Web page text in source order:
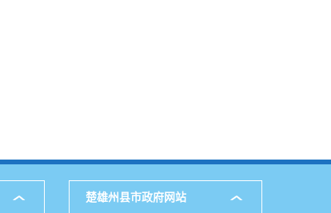
楚雄州县市政府网站